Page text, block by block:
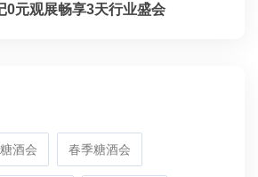
0元观展畅享3天行业盛会
酒会 春季糖酒会